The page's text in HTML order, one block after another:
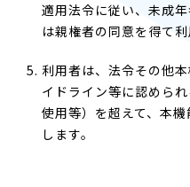
適用法令に従い、未成
は親権者の同意を得て利
利用者は、法令その他
イドライン等に認めら
使用等）を超えて、本
します。